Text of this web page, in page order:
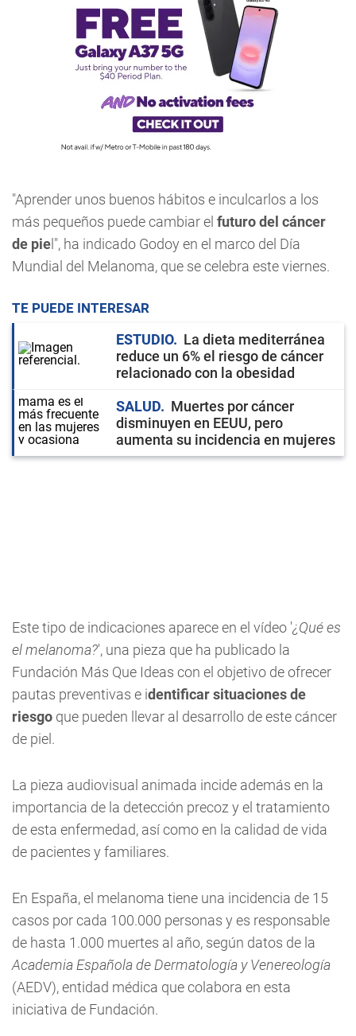
"Aprender unos buenos hábitos e inculcarlos a los
más pequeños puede cambiar el futuro del cáncer
de pie l", ha indicado Godoy en el marco del Día
Mundial del Melanoma, que se celebra este viernes.
TE PUEDE INTERESAR
ESTUDIO
La dieta mediterránea
reduce un 6% el riesgo de cáncer
relacionado con la obesidad
SALUD
Muertes por cáncer
disminuyen en EEUU, pero
aumenta su incidencia en mujeres
Este tipo de indicaciones aparece en el vídeo '¿Qué es
el melanoma?', una pieza que ha publicado la
Fundación Más Que Ideas con el objetivo de ofrecer
pautas preventivas e identificar situaciones de
riesgo que pueden llevar al desarrollo de este cáncer
de piel.
La pieza audiovisual animada incide además en la
importancia de la detección precoz y el tratamiento
de esta enfermedad, así como en la calidad de vida
de pacientes y familiares.
En España, el melanoma tiene una incidencia de 15
casos por cada 100.000 personas y es responsable
de hasta 1.000 muertes al año, según datos de la
Academia Española de Dermatología y Venereología
(AEDV), entidad médica que colabora en esta
iniciativa de Fundación.